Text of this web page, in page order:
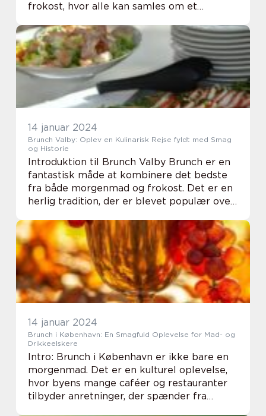
frokost, hvor alle kan samles om et
venner og familie til en afslappet
weekendbrunch eller fo...
14 januar 2024
Brunch Valby: Oplev en Kulinarisk Rejse fyldt med Smag
og Historie
Introduktion til Brunch Valby Brunch er en
fantastisk måde at kombinere det bedste
fra både morgenmad og frokost. Det er en
herlig tradition, der er blevet populær over
bestemt ikke en undtagelse. Brunch Valby
til...
14 januar 2024
Brunch i København: En Smagfuld Oplevelse for Mad- og
Drikkeelskere
Intro: Brunch i København er ikke bare en
morgenmad. Det er en kulturel oplevelse,
hvor byens mange caféer og restauranter
tilbyder anretninger, der spænder fra